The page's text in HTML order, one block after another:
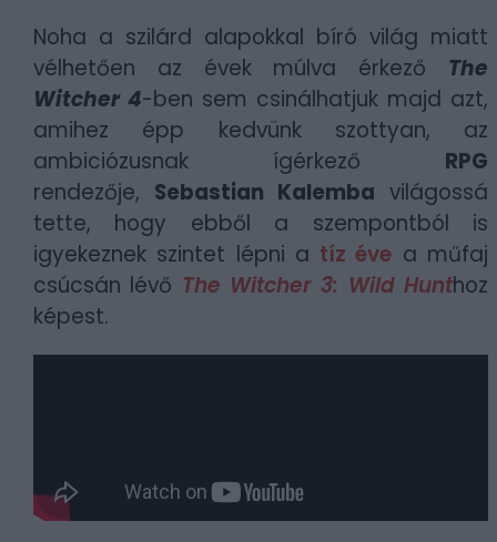
Noha a szilárd alapokkal bíró világ miatt
vélhetően az évek múlva érkező The
Witcher 4-ben sem csinálhatjuk majd azt,
amihez épp kedvünk szottyan, az
ambiciózusnak ígérkező RPG
rendezője, Sebastian Kalemba világossá
tette, hogy ebből a szempontból is
igyekeznek szintet lépni a tíz éve a műfaj
csúcsán lévő The Witcher 3: Wild Hunthoz
képest.